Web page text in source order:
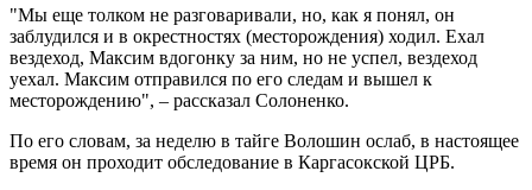
"Мы еще толком не разговаривали, но, как я понял, он
заблудился и в окрестностях (месторождения) ходил. Ехал
вездеход, Максим вдогонку за ним, но не успел, вездеход
уехал. Максим отправился по его следам и вышел к
месторождению", – рассказал Солоненко.
По его словам, за неделю в тайге Волошин ослаб, в настоящее
время он проходит обследование в Каргасокской ЦРБ.